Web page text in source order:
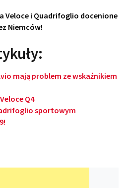
Veloce i Quadrifoglio docenione
Niemców!
mają problem ze wskaźnikiem
Q4
sportowym